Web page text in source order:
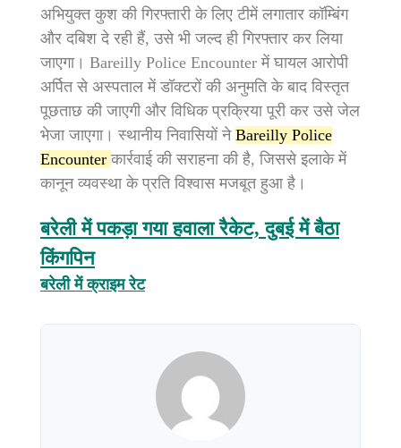
अभियुक्त कुश की गिरफ्तारी के लिए टीमें लगातार कॉम्बिंग
और दबिश दे रही हैं, उसे भी जल्द ही गिरफ्तार कर लिया
जाएगा। Bareilly Police Encounter में घायल आरोपी
अर्पित से अस्पताल में डॉक्टरों की अनुमति के बाद विस्तृत
पूछताछ की जाएगी और विधिक प्रक्रिया पूरी कर उसे जेल
भेजा जाएगा। स्थानीय निवासियों ने Bareilly Police
Encounterकार्रवाई की सराहना की है, जिससे इलाके में
कानून व्यवस्था के प्रति विश्वास मजबूत हुआ है।
बरेली में पकड़ा गया हवाला रैकेट, दुबई में बैठा
किंगपिन
बरेली में क्राइम रेट